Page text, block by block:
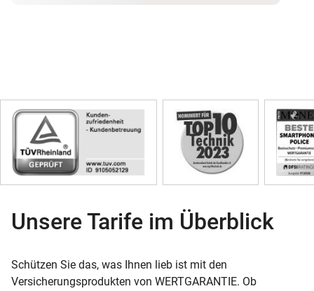
Skip
Siegel
Unsere Tarife im Überblick
Schützen Sie das, was Ihnen lieb ist mit den
Versicherungsprodukten von WERTGARANTIE. Ob